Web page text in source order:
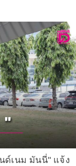
ด์เนม มันนี่" แจ้ง